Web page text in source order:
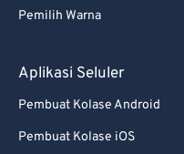
Pemilih Warna
Aplikasi Seluler
Pembuat Kolase Android
Pembuat Kolase iOS